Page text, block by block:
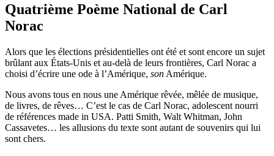
Quatrième Poème National de Carl
Norac
Alors que les élections présidentielles ont été et sont encore un sujet
brûlant aux États-Unis et au-delà de leurs frontières, Carl Norac a
choisi d’écrire une ode à l’Amérique, son Amérique.
Nous avons tous en nous une Amérique rêvée, mêlée de musique,
de livres, de rêves… C’est le cas de Carl Norac, adolescent nourri
de références made in USA. Patti Smith, Walt Whitman, John
Cassavetes… les allusions du texte sont autant de souvenirs qui lui
sont chers.